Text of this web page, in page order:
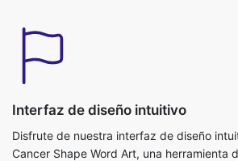
Interfaz de diseño intuitivo
Disfrute de nuestra interfaz de diseño
Cancer Shape Word Art, una herramienta